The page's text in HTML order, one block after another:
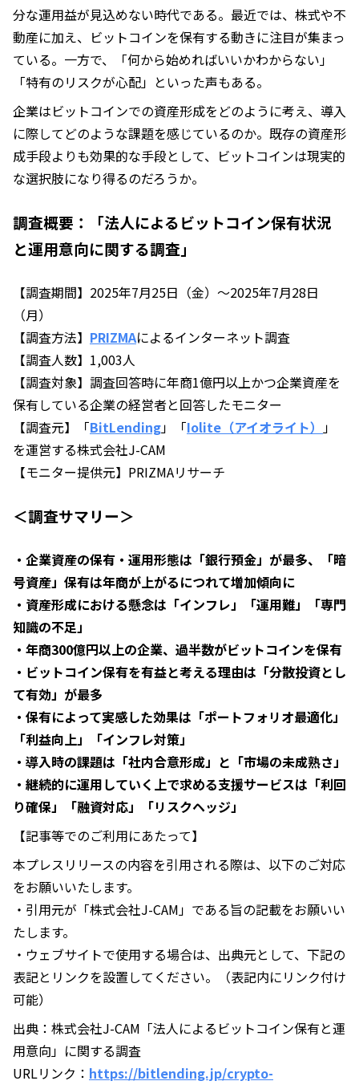
分な運用益が見込めない時代である。最近では、株式や不
動産に加え、ビットコインを保有する動きに注目が集まっ
ている。一方で、「何から始めればいいかわからない」
「特有のリスクが心配」といった声もある。
企業はビットコインでの資産形成をどのように考え、導入
に際してどのような課題を感じているのか。既存の資産形
成手段よりも効果的な手段として、ビットコインは現実的
な選択肢になり得るのだろうか。
調査概要：「法人によるビットコイン保有状況
と運用意向に関する調査」
【調査期間】2025年7月25日（金）～2025年7月28日
（月）
【調査方法】 PRIZMAによるインターネット調査
【調査人数】1,003人
【調査対象】調査回答時に年商1億円以上かつ企業資産を
保有している企業の経営者と回答したモニター
【調査元】「BitLending」「Iolite（アイオライト） 」
を運営する株式会社J-CAM
【モニター提供元】PRIZMAリサーチ
＜調査サマリー＞
・企業資産の保有・運用形態は「銀行預金」が最多、「暗
号資産」保有は年商が上がるにつれて増加傾向に
・資産形成における懸念は「インフレ」「運用難」「専門
知識の不足」
・年商300億円以上の企業、過半数がビットコインを保有
・ビットコイン保有を有益と考える理由は「分散投資とし
て有効」が最多
・保有によって実感した効果は「ポートフォリオ最適化」
「利益向上」「インフレ対策」
・導入時の課題は「社内合意形成」と「市場の未成熟さ」
・継続的に運用していく上で求める支援サービスは「利回
り確保」「融資対応」「リスクヘッジ」
【記事等でのご利用にあたって】
本プレスリリースの内容を引用される際は、以下のご対応
をお願いいたします。
・引用元が「株式会社J-CAM」である旨の記載をお願いい
たします。
・ウェブサイトで使用する場合は、出典元として、下記の
表記とリンクを設置してください。（表記内にリンク付け
可能）
出典：株式会社J-CAM「法人によるビットコイン保有と運
用意向」に関する調査
URLリンク： https://bitlending.jp/crypto-